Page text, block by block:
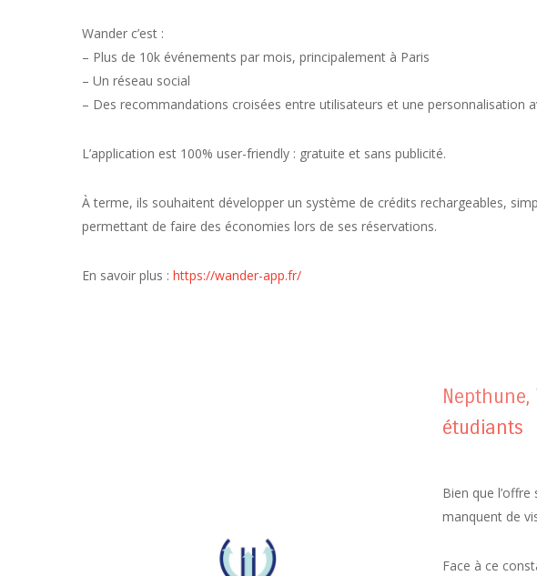
Wander c’est :
– Plus de 10k événements par mois, principalement à Paris
– Un réseau social
– Des recommandations croisées entre utilisateurs et une personnalisation
L’application est 100% user-friendly : gratuite et sans publicité.
À terme, ils souhaitent développer un système de crédits rechargeables,
permettant de faire des économies lors de ses réservations.
En savoir plus :https://wander-app.fr/
étudiants
Bien que
manquent de
Face à ce